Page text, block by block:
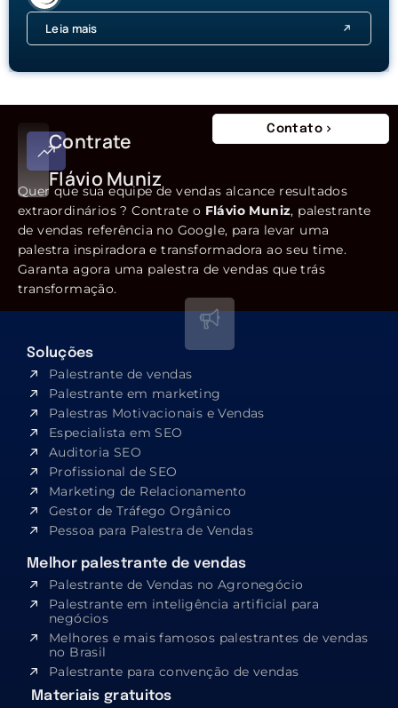
Leia mais
Contrate
Flávio Muniz
Contato
Quer que sua equipe de vendas alcance resultados
extraordinários ? Contrate o Flávio Muniz, palestrante
de vendas referência no Google, para levar uma
palestra inspiradora e transformadora ao seu time.
Garanta agora uma palestra de vendas que trás
transformação.
Soluções
Palestrante de vendas
Palestrante em marketing
Palestras Motivacionais e Vendas
Especialista em SEO​
Auditoria SEO
Profissional de SEO
Marketing de Relacionamento
Gestor de Tráfego Orgânico
Pessoa para Palestra de Vendas
Melhor palestrante de vendas
Palestrante de Vendas no Agronegócio
Palestrante em inteligência artificial para
negócios
Melhores e mais famosos palestrantes de vendas
no Brasil
Palestrante para convenção de vendas
Materiais gratuitos